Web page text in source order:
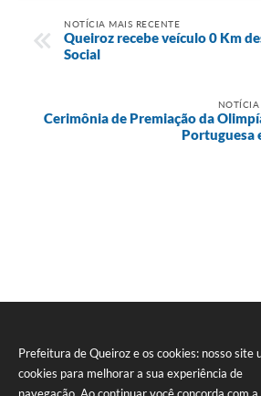
Prefeitura de Queiroz e os cookies: nosso site
cookies para melhorar a sua experiência de
NOTÍCIA MAIS RECENTE
Queiroz recebe veículo 0 Km
Social
NOTÍCIA
Cerimônia de Premiação da
Portuguesa